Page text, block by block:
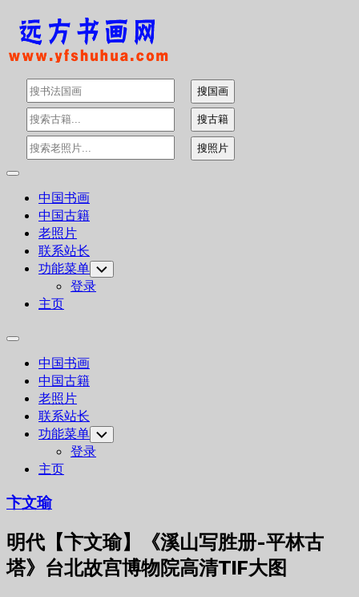
Skip
content
Expand
中国书画
中国古籍
老照片
联系站长
功能菜单 Toggle
Child
Menu
登录
主页
Expand
中国书画
中国古籍
老照片
联系站长
功能菜单 Toggle
Child
Menu
登录
主页
卞文瑜
明代【卞文瑜】《溪山写胜册-平林古
塔》台北故宫博物院高清TIF大图